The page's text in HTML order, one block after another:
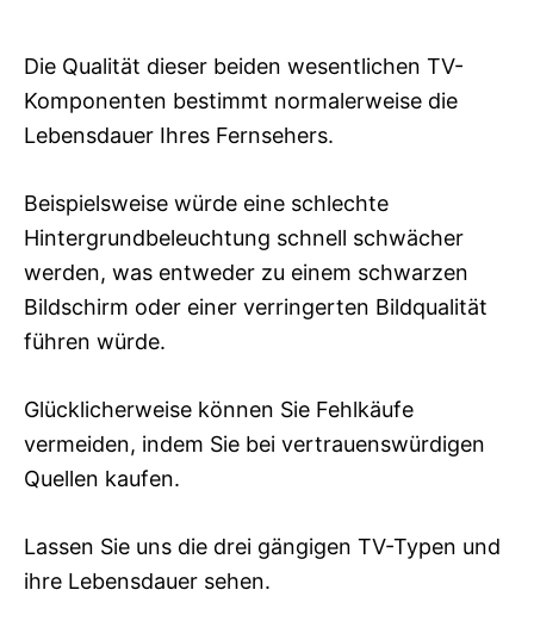
Die Qualität dieser beiden wesentlichen TV-
Komponenten bestimmt normalerweise die
Lebensdauer Ihres Fernsehers.
Beispielsweise würde eine schlechte
Hintergrundbeleuchtung schnell schwächer
werden, was entweder zu einem schwarzen
Bildschirm oder einer verringerten Bildqualität
führen würde.
Glücklicherweise können Sie Fehlkäufe
vermeiden, indem Sie bei vertrauenswürdigen
Quellen kaufen.
Lassen Sie uns die drei gängigen TV-Typen und
ihre Lebensdauer sehen.